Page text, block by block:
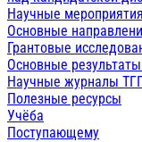
Научные
Основные
Грантовые
Основные
Научные журналы
Полезные ресурсы
Учёба
Поступающему